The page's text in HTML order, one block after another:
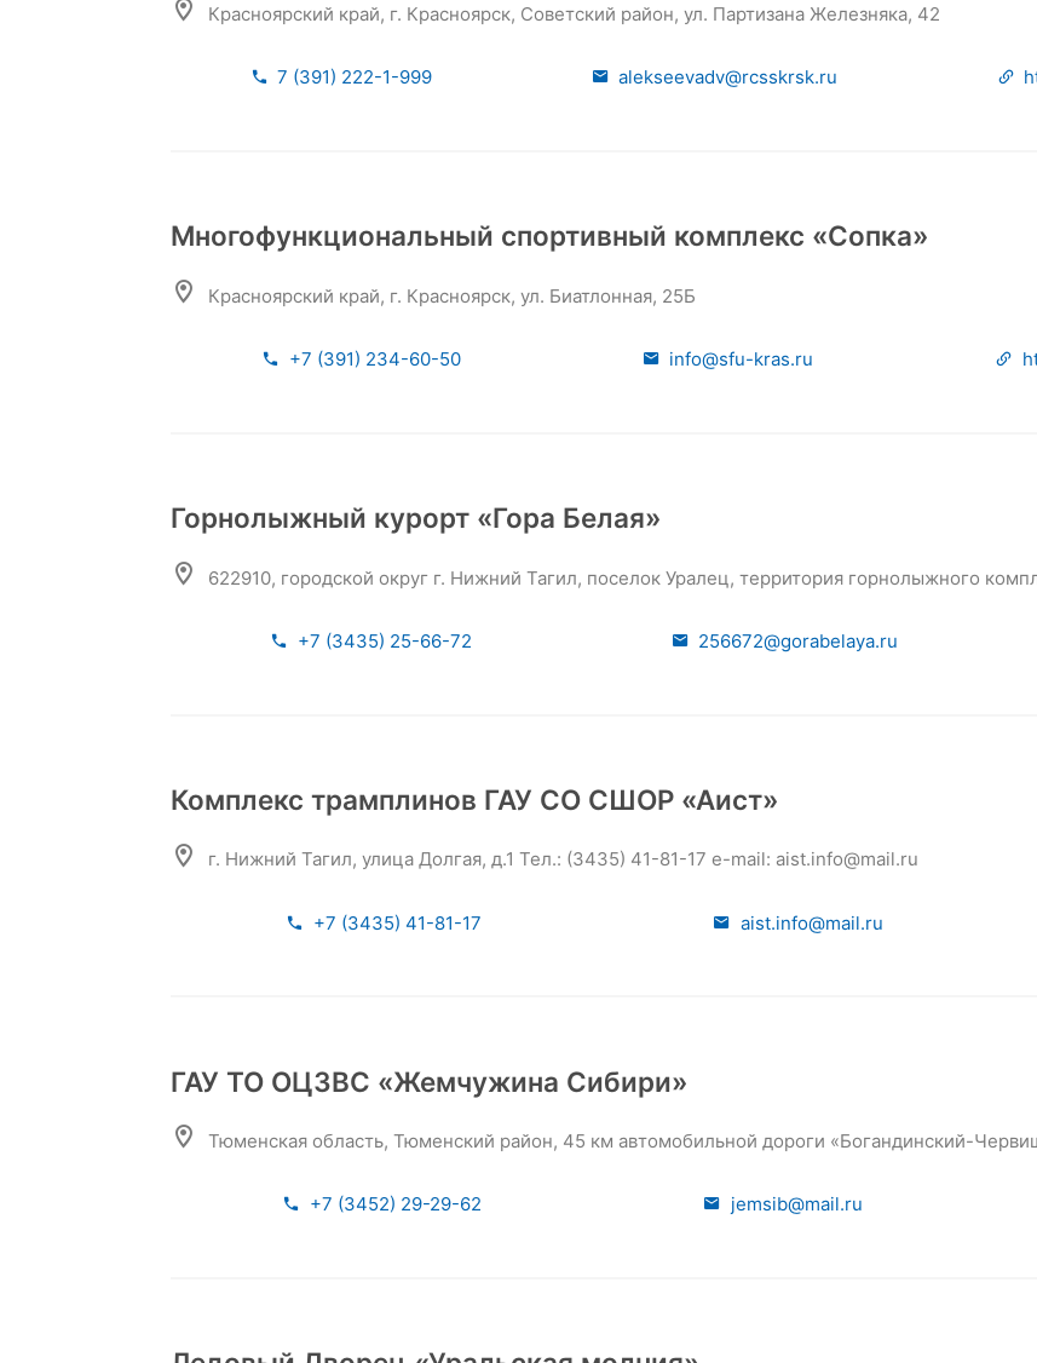
Красноярский край, г. Красноярск, Советский район, ул. Партизана Железняка, 42
7 (391) 222-1-999 alekseevadv@rcsskrsk.ru
Многофункциональный спортивный комплекс «Сопка»
Красноярский край, г. Красноярск, ул. Биатлонная, 25Б
+7 (391) 234-60-50 info@sfu-kras.ru
Горнолыжный курорт «Гора Белая»
622910, городской округ г. Нижний Тагил, поселок Уралец, территория горнолыжного
+7 (3435) 25-66-72 256672@gorabelaya.ru
Комплекс трамплинов ГАУ СО СШОР «Аист»
г. Нижний Тагил, улица Долгая, д.1 Тел.: (3435) 41-81-17 е-mail: aist.info@mail.ru
+7 (3435) 41-81-17 aist.info@mail.ru
ГАУ ТО ОЦЗВС «Жемчужина Сибири»
Тюменская область, Тюменский район, 45 км автомобильной дороги «Богандинский-
+7 (3452) 29-29-62 jemsib@mail.ru